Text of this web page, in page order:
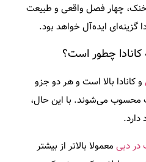
چهار فصل واقعی و طبیعت
گزینه‌ای ایده‌آل خواهد بود.
چطور است؟
و کانادا بالا است و هر دو جزو
محسوب می‌شوند. با این حال،
در دبی معمولا بالاتر از بیشتر